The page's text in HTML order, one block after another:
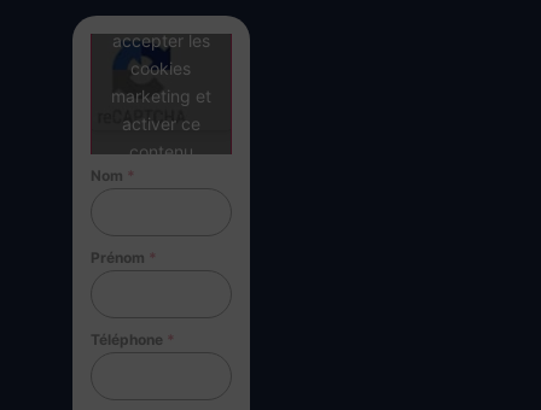
Cliquez pour
accepter les
cookies
marketing et
activer ce
contenu
Nom *
Prénom *
Téléphone *